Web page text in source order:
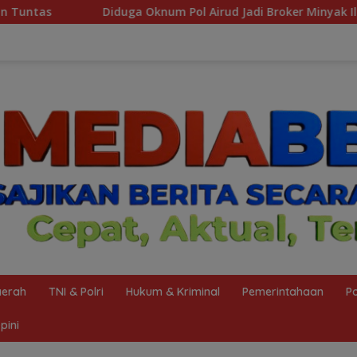
Jadi Broker Minyak Ilegal, Uang Rp88 Juta Milik Toke
TNI & Polri Hukum & Kriminal Pemerintahaan